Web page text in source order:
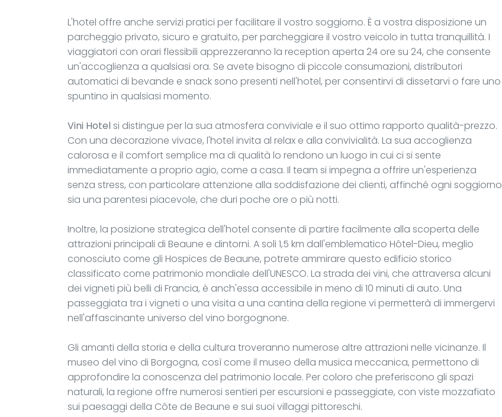
L'hotel offre anche servizi pratici per facilitare il vostro soggiorno. È a vostra disposizione un
parcheggio privato, sicuro e gratuito, per parcheggiare il vostro veicolo in tutta tranquillità. I
viaggiatori con orari flessibili apprezzeranno la reception aperta 24 ore su 24, che consente
un'accoglienza a qualsiasi ora. Se avete bisogno di piccole consumazioni, distributori
automatici di bevande e snack sono presenti nell'hotel, per consentirvi di dissetarvi o fare uno
spuntino in qualsiasi momento.
Vini Hotel si distingue per la sua atmosfera conviviale e il suo ottimo rapporto qualità-prezzo.
Con una decorazione vivace, l'hotel invita al relax e alla convivialità. La sua accoglienza
calorosa e il comfort semplice ma di qualità lo rendono un luogo in cui ci si sente
immediatamente a proprio agio, come a casa. Il team si impegna a offrire un'esperienza
senza stress, con particolare attenzione alla soddisfazione dei clienti, affinché ogni soggiorno
sia una parentesi piacevole, che duri poche ore o più notti.
Inoltre, la posizione strategica dell'hotel consente di partire facilmente alla scoperta delle
attrazioni principali di Beaune e dintorni. A soli 1,5 km dall'emblematico Hôtel-Dieu, meglio
conosciuto come gli Hospices de Beaune, potrete ammirare questo edificio storico
classificato come patrimonio mondiale dell'UNESCO. La strada dei vini, che attraversa alcuni
dei vigneti più belli di Francia, è anch'essa accessibile in meno di 10 minuti di auto. Una
passeggiata tra i vigneti o una visita a una cantina della regione vi permetterà di immergervi
nell'affascinante universo del vino borgognone.
Gli amanti della storia e della cultura troveranno numerose altre attrazioni nelle vicinanze. Il
museo del vino di Borgogna, così come il museo della musica meccanica, permettono di
approfondire la conoscenza del patrimonio locale. Per coloro che preferiscono gli spazi
naturali, la regione offre numerosi sentieri per escursioni e passeggiate, con viste mozzafiato
sui paesaggi della Côte de Beaune e sui suoi villaggi pittoreschi.